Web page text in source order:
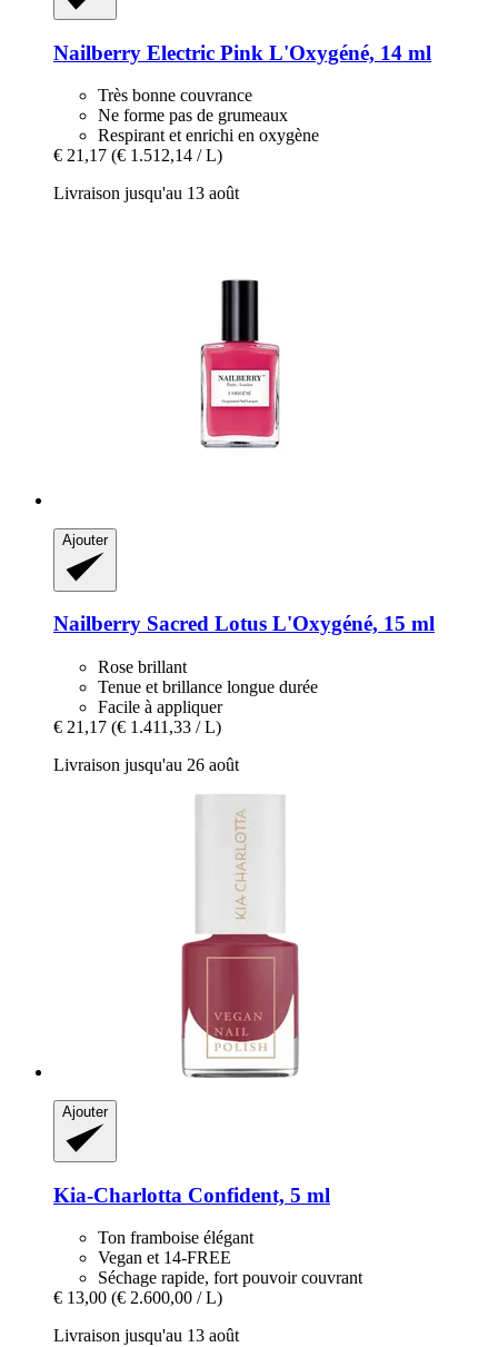
Nailberry Electric Pink L'Oxygéné, 14 ml
Très bonne couvrance
Ne forme pas de grumeaux
Respirant et enrichi en oxygène
€ 21,17 (€ 1.512,14 / L)
Livraison jusqu'au 13 août
Ajouter
Nailberry Sacred Lotus L'Oxygéné, 15 ml
Rose brillant
Tenue et brillance longue durée
Facile à appliquer
€ 21,17 (€ 1.411,33 / L)
Livraison jusqu'au 26 août
Ajouter
Kia-Charlotta Confident, 5 ml
Ton framboise élégant
Vegan et 14-FREE
Séchage rapide, fort pouvoir couvrant
€ 13,00 (€ 2.600,00 / L)
Livraison jusqu'au 13 août